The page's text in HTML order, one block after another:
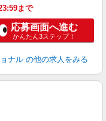
まで
応募画面へ進む
かんたん3ステップ！
ナル の他の求人をみる